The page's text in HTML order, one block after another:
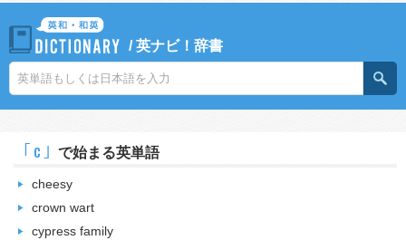
/英ナビ！辞書
｢c｣ で始まる英単語
cheesy
crown wart
cypress family